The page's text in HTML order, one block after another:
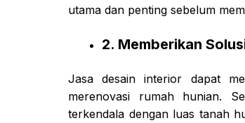
utama dan penting sebelum
2. Memberikan
Jasa desain interior dapat
merenovasi rumah hunian.
terkendala dengan luas tanah